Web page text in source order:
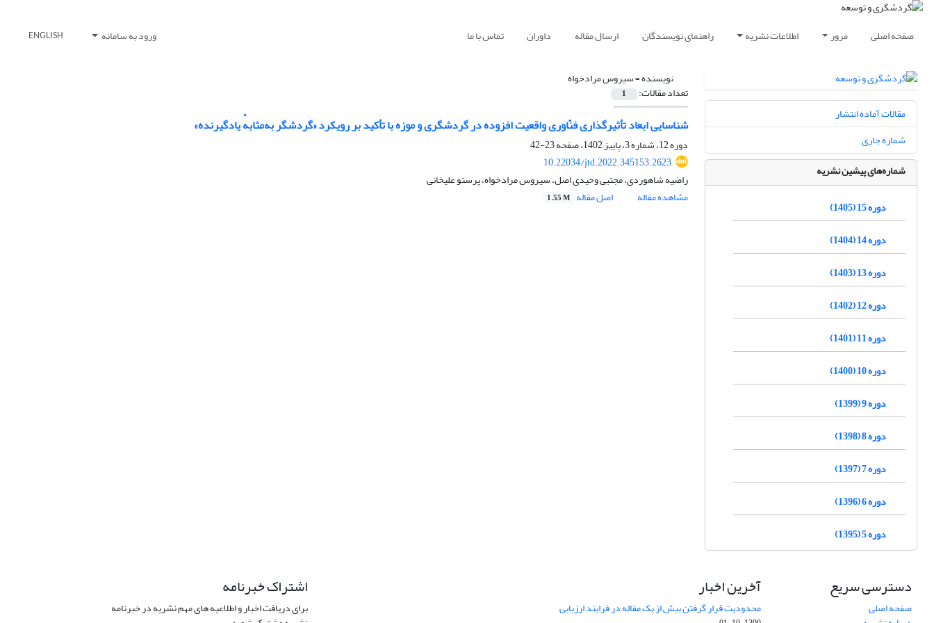
صفحه اصلی مرور اطلاعات نشریه راهنمای نویسندگان ارسال مقاله داوران تماس با ما ورود به سامانه ENGLISH
نویسنده =سیروس مرادخواه
تعداد مقالات: 1
شناسایی ابعاد تأثیرگذاری فنّاوری واقعیت افزوده در گردشگری و موزه با تأکید بر رویکرد «گردشگر به‌مثابهٔ یادگیرنده»
دوره 12، شماره 3، پاییز 1402، صفحه
23-42
10.22034/jtd.2022.345153.2623
راضیه شاهوردی، مجتبی وحیدی اصل، سیروس مرادخواه، پرستو علیخانی
مشاهده مقاله
اصل مقاله 1.55 M
مقالات آماده انتشار
شماره جاری
شماره‌های پیشین نشریه
دوره 15 (1405)
دوره 14 (1404)
دوره 13 (1403)
دوره 12 (1402)
دوره 11 (1401)
دوره 10 (1400)
دوره 9 (1399)
دوره 8 (1398)
دوره 7 (1397)
دوره 6 (1396)
دوره 5 (1395)
دسترسی سریع
صفحه اصلی
آخرین اخبار
محدودیت قرار گرفتن بیش از یک مقاله در فرایند ارزیابی
اشتراک خبرنامه
برای دریافت اخبار و اطلاعیه های مهم نشریه در خبرنامه